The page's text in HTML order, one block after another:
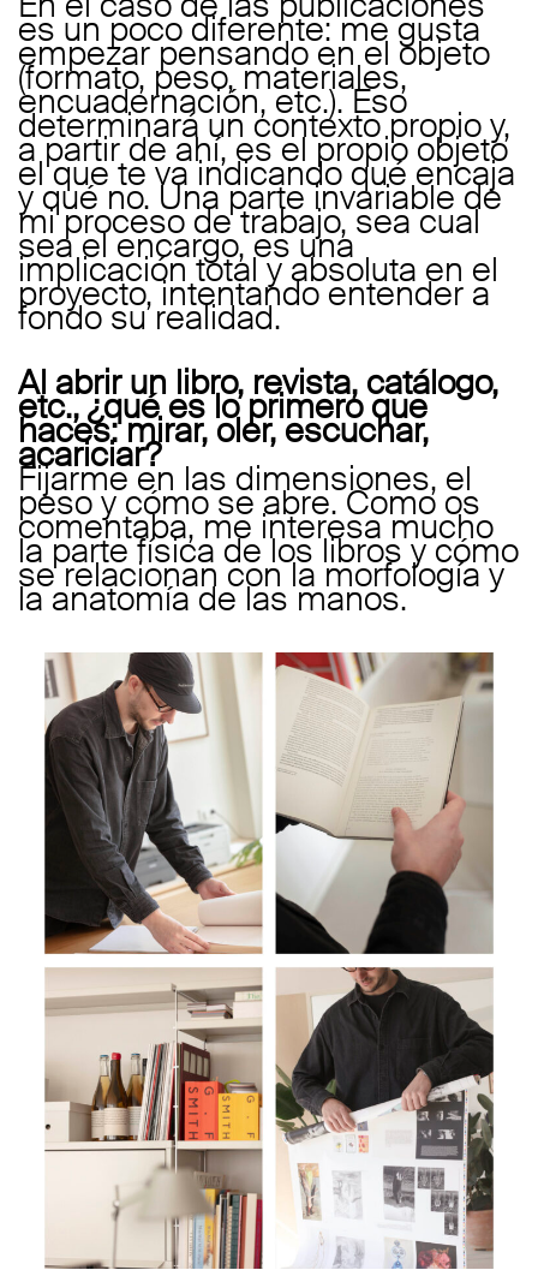
es un poco diferente: me gusta
empezar pensando en el objeto
(formato, peso, materiales,
encuadernación, etc.). Eso
determinará un contexto propio y,
a partir de ahí, es el propio objeto
el que te va indicando qué encaja
y qué no. Una parte invariable de
mi proceso de trabajo, sea cual
sea el encargo, es una
implicación total y absoluta en el
proyecto, intentando entender a
fondo su realidad.
Al abrir un libro, revista, catálogo,
etc., ¿qué es lo primero que
haces: mirar, oler, escuchar,
acariciar?
Fijarme en las dimensiones, el
peso y cómo se abre. Como os
comentaba, me interesa mucho
la parte física de los libros y cómo
se relacionan con la morfología y
la anatomía de las manos.